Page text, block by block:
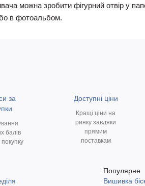
можна зробити фігурний отвір у
в фотоальбом.
за
балів
Доступні ціни
Кращі ціни на
ринку завдяки
прямим
поставкам
Популярне
Вишивка